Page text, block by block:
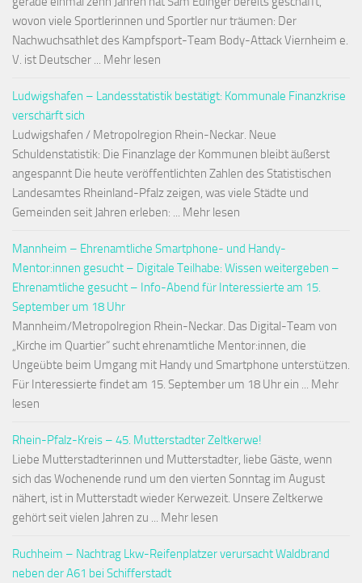
wovon viele Sportlerinnen und Sportler nur träumen: Der
Nachwuchsathlet des Kampfsport-Team Body-Attack Viernheim e.
V. ist Deutscher ... Mehr lesen
Ludwigshafen – Landesstatistik bestätigt: Kommunale Finanzkrise
verschärft sich
Ludwigshafen / Metropolregion Rhein-Neckar. Neue
Schuldenstatistik: Die Finanzlage der Kommunen bleibt äußerst
angespannt Die heute veröffentlichten Zahlen des Statistischen
Landesamtes Rheinland-Pfalz zeigen, was viele Städte und
Gemeinden seit Jahren erleben: ... Mehr lesen
Mannheim – Ehrenamtliche Smartphone- und Handy-
Mentor:innen gesucht – Digitale Teilhabe: Wissen weitergeben –
Ehrenamtliche gesucht – Info-Abend für Interessierte am 15.
September um 18 Uhr
Mannheim/Metropolregion Rhein-Neckar. Das Digital-Team von
„Kirche im Quartier“ sucht ehrenamtliche Mentor:innen, die
Ungeübte beim Umgang mit Handy und Smartphone unterstützen.
Für Interessierte findet am 15. September um 18 Uhr ein ... Mehr
lesen
Rhein-Pfalz-Kreis – 45. Mutterstadter Zeltkerwe!
Liebe Mutterstadterinnen und Mutterstadter, liebe Gäste, wenn
sich das Wochenende rund um den vierten Sonntag im August
nähert, ist in Mutterstadt wieder Kerwezeit. Unsere Zeltkerwe
gehört seit vielen Jahren zu ... Mehr lesen
Ruchheim – Nachtrag Lkw-Reifenplatzer verursacht Waldbrand
neben der A61 bei Schifferstadt